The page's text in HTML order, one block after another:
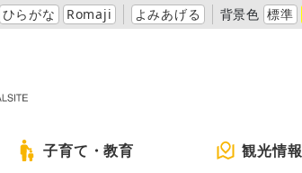
ひらがな Romaji よみあげる 背景色 標準
子育て・教育 観光情報